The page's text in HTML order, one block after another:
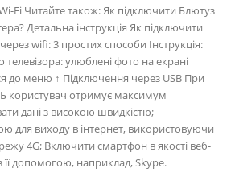
Fi Читайте також: Як підключити Блютуз
Детальна інструкція Як підключити
wifi: 3 простих способи Інструкція:
улюблені фото на екрані
до меню ↑ Підключення через USB При
користувач отримує максимум
дані з високою швидкістю;
для виходу в інтернет, використовуючи
4G; Включити смартфон в якості веб-
її допомогою, наприклад, Skype.